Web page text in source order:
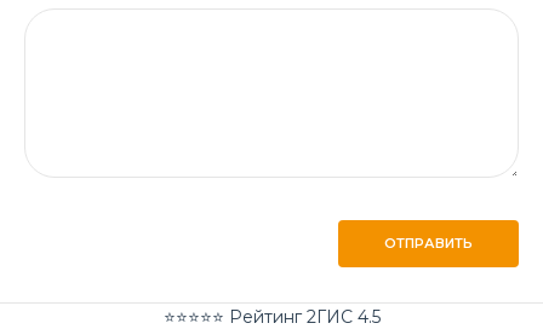
ОТПРАВИТЬ
⭐⭐⭐⭐⭐ Рейтинг 2ГИС 4.5